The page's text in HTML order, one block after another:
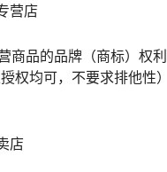
营店
商品的品牌（商标）权
权均可，不要求排他性
店